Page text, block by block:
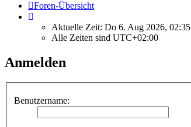
Foren-Übersicht
Aktuelle Zeit: Do 6. Aug 2026, 02:35
Alle Zeiten sind UTC+02:00
Anmelden
Benutzername: